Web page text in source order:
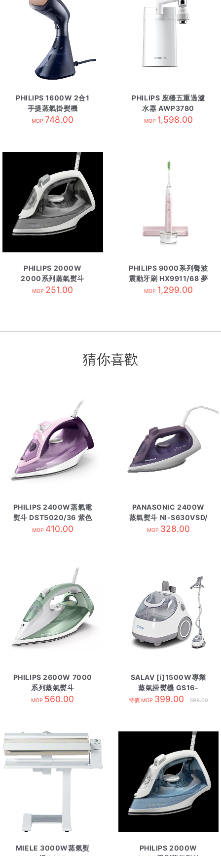
PHILIPS 1600W 2合1
手提蒸氣掛熨機
GC810/26 黑色
MOP 748.00
PHILIPS 座檯五重過濾
水器 AWP3780
MOP 1,598.00
PHILIPS 2000W
2000系列蒸氣熨斗
DST2020/80 灰色
MOP 251.00
PHILIPS 9000系列聲波
震動牙刷 HX9911/68 夢
幻粉
MOP 1,299.00
猜你喜歡
PHILIPS 2400W蒸氣電
熨斗 DST5020/36 紫色
MOP 410.00
PANASONIC 2400W
蒸氣熨斗 NI-S630VSD/
紫
MOP 328.00
PHILIPS 2600W 7000
系列蒸氣熨斗
DST7012/70 淺綠色
MOP 560.00
SALAV [i]1500W專業
蒸氣掛熨機 GS16-
DJ/240
特價 MOP 399.00 599.00
MIELE 3000W蒸氣熨
PHILIPS 2000W